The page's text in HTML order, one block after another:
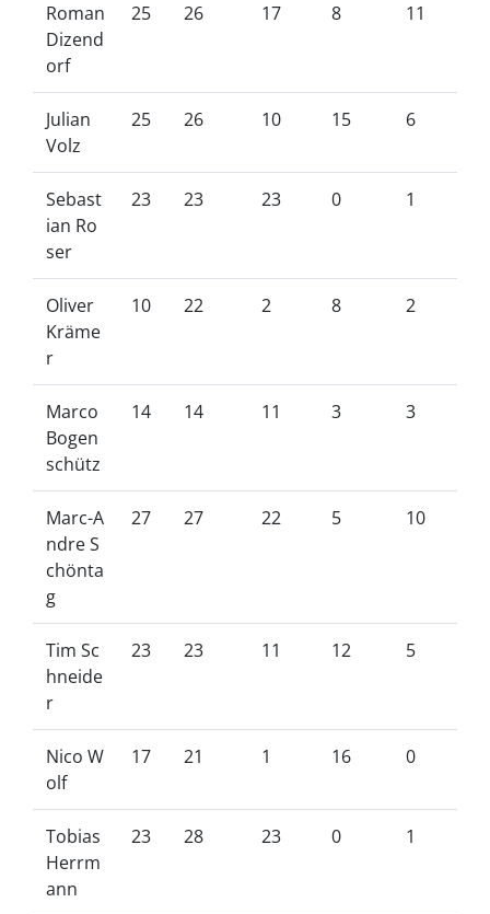
Roman
Dizend
orf
25 26 17 8 11
Julian
Volz
25 26 10 15 6
Sebast
ian Ro
ser
23 23 23 0 1
Oliver
Kräme
r
10 22 2 8 2
Marco
Bogen
schütz
14 14 11 3 3
Marc-A
ndre S
chönta
g
27 27 22 5 10
Tim Sc
hneide
r
23 23 11 12 5
Nico W
olf
17 21 1 16 0
Tobias
Herrm
ann
23 28 23 0 1